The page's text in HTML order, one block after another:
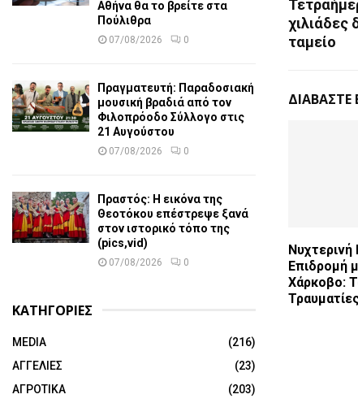
χιλιάδες
ταμείο
ΔΙΑΒΑΣΤΕ
Επιδρομή
Χάρκοβο:
Αθήνα θα το βρείτε στα
Πούλιθρα
07/08/2026 0
Πραγματευτή: Παραδοσιακή
μουσική βραδιά από τον
Φιλοπρόοδο Σύλλογο στις
21 Αυγούστου
07/08/2026 0
Πραστός: Η εικόνα της
Θεοτόκου επέστρεψε ξανά
στον ιστορικό τόπο της
(pics,vid)
07/08/2026 0
ΚΑΤΗΓΟΡΙΕΣ
MEDIA
(216)
ΑΓΓΕΛΙΕΣ
(23)
ΑΓΡΟΤΙΚΑ
(203)